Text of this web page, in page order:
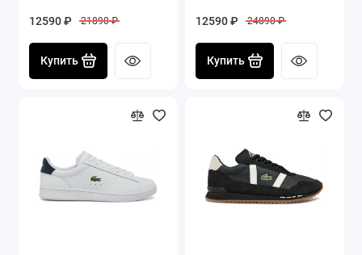
12590 ₽ 21890 ₽
Купить
12590 ₽ 24890 ₽
Купить